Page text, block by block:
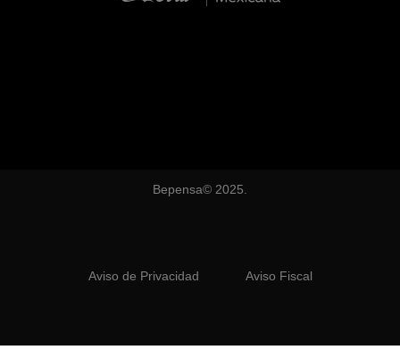
Bepensa© 2025.
Aviso de Privacidad Aviso Fiscal